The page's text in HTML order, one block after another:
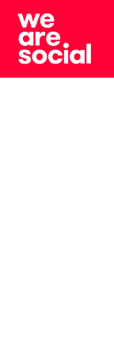
Skip
content